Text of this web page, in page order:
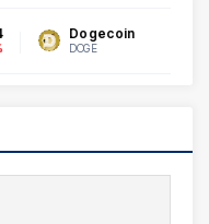
Dogecoin $0.070015
DOGE